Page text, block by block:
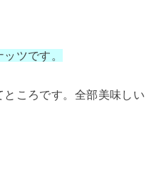
ツです。
ころです。全部美味しい